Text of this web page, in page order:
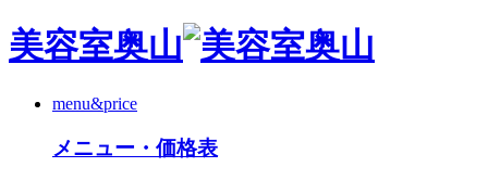
美容室奥山
menu&price
メニュー・価格表